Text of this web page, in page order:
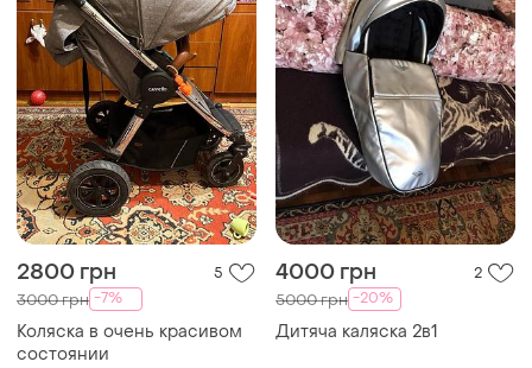
2800 грн 5
3000 грн -7%
Коляска в очень красивом
состоянии
4000 грн 2
5000 грн -20%
Дитяча каляска 2в1